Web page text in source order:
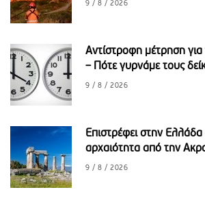
9 / 8 / 2026
Αντίστροφη μέτρηση
– Πότε γυρνάμε τους
9 / 8 / 2026
Επιστρέφει στην
αρχαιότητα από την
9 / 8 / 2026